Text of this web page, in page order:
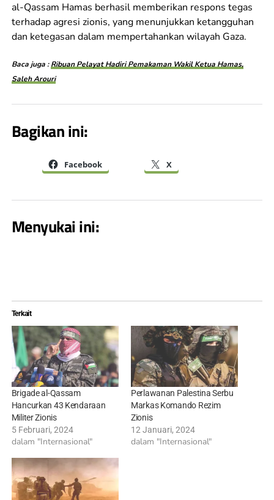
al-Qassam Hamas berhasil memberikan respons tegas
terhadap agresi zionis, yang menunjukkan ketangguhan
dan ketegasan dalam mempertahankan wilayah Gaza.
Baca juga :Ribuan Pelayat Hadiri Pemakaman Wakil Ketua Hamas,
Saleh Arouri
Bagikan ini:
Facebook X
Menyukai ini:
Terkait
Brigade al-Qassam
Hancurkan 43 Kendaraan
Militer Zionis
5 Februari, 2024
dalam "Internasional"
Perlawanan Palestina Serbu
Markas Komando Rezim
Zionis
12 Januari, 2024
dalam "Internasional"